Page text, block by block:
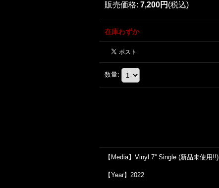
販売価格: 7,200円 (税込)
在庫わずか
数量:
【Media】Vinyl 7'' Single (新品未使用!!)
【Year】2022